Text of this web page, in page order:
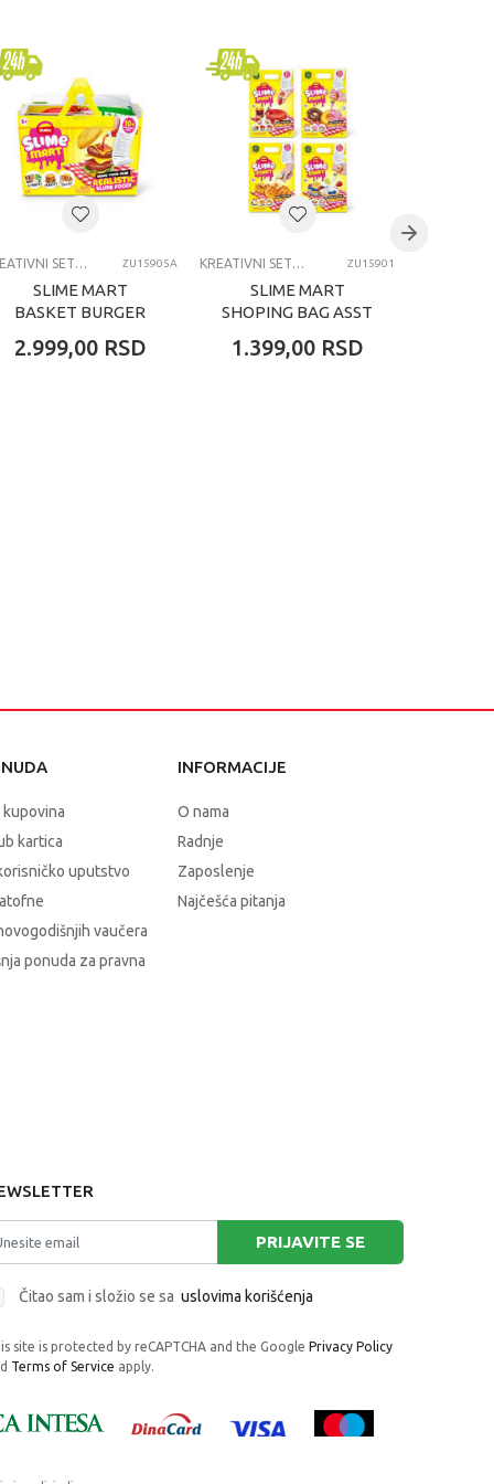
KREATIVNI SETOVI OSTALO ZU15905A
SLIME MART
BASKET BURGER
2.999,00 RSD
KREATIVNI SETOVI OSTALO ZU15901
SLIME MART
SHOPING BAG ASST
1.399,00 RSD
kartica
uputstvo
vaučera
ponuda za pravna
INFORMACIJE
O nama
Radnje
Zaposlenje
Najčešća pitanja
PRIJAVITE SE
Čitao sam i složio se sa uslovima korišćenja
site is protected by reCAPTCHA and the Google Privacy Policy
Terms of Service apply.